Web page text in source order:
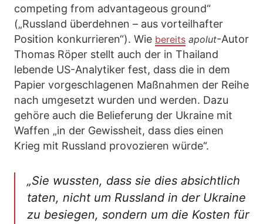
competing from advantageous ground“
(„Russland überdehnen – aus vorteilhafter
Position konkurrieren“). Wie bereits apolut-Autor
Thomas Röper stellt auch der in Thailand
lebende US-Analytiker fest, dass die in dem
Papier vorgeschlagenen Maßnahmen der Reihe
nach umgesetzt wurden und werden. Dazu
gehöre auch die Belieferung der Ukraine mit
Waffen „in der Gewissheit, dass dies einen
Krieg mit Russland provozieren würde“.
„Sie wussten, dass sie dies absichtlich
taten, nicht um Russland in der Ukraine
zu besiegen, sondern um die Kosten für